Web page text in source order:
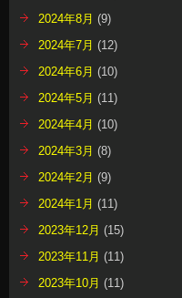
2024年8月 (9)
2024年7月 (12)
2024年6月 (10)
2024年5月 (11)
2024年4月 (10)
2024年3月 (8)
2024年2月 (9)
2024年1月 (11)
2023年12月 (15)
2023年11月 (11)
2023年10月 (11)